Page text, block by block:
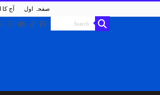
آج کا صفحہ اول